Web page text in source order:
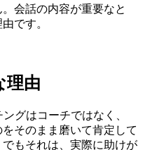
会話の内容が重要なと
です。
理由
グはコーチではなく、
そのまま磨いて肯定して
もそれは、実際に助けが